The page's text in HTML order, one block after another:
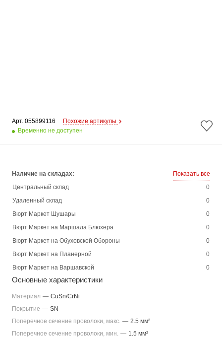
Арт. 055899116
Похожие артикулы
Временно не доступен
Наличие на складах:
Показать все
Центральный склад
0
Удаленный склад
0
Вюрт Маркет Шушары
0
Вюрт Маркет на Маршала Блюхера
0
Вюрт Маркет на Обуховской Обороны
0
Вюрт Маркет на Планерной
0
Вюрт Маркет на Варшавской
0
Основные характеристики
Материал — CuSn/CrNi
Покрытие — SN
Поперечное сечение проволоки, макс. — 2.5 мм²
Поперечное сечение проволоки, мин. — 1.5 мм²